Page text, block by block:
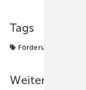
Tags
Förderung
Weitere Inhalte